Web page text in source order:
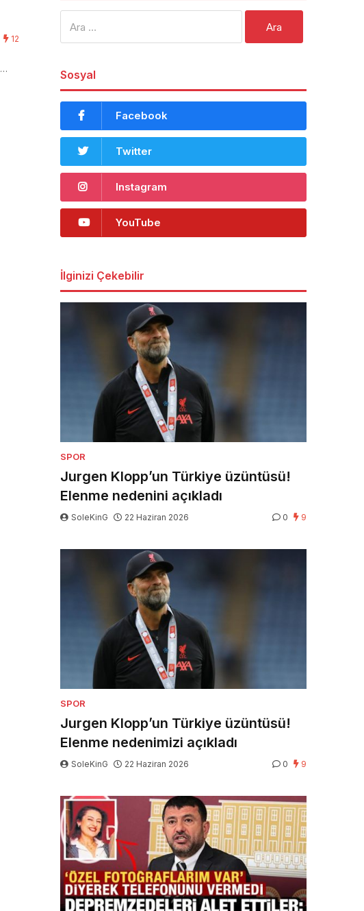
12
Sosyal
Facebook
Twitter
Instagram
YouTube
İlginizi Çekebilir
SPOR
Jurgen Klopp’un Türkiye üzüntüsü!
Elenme nedenini açıkladı
SoleKinG 22 Haziran 2026 0 9
SPOR
Jurgen Klopp’un Türkiye üzüntüsü!
Elenme nedenimizi açıkladı
SoleKinG 22 Haziran 2026 0 9